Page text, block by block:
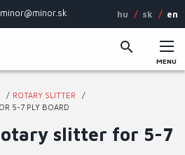
minor@minor.sk hu sk en
MENU
ROTARY SLITTER
5-7 PLY BOARD
slitter for 5-7